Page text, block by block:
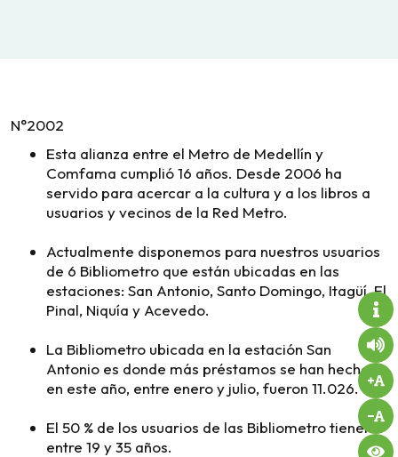
N°2002
Esta alianza entre el Metro de Medellín y
Comfama cumplió 16 años. Desde 2006 ha
servido para acercar a la cultura y a los libros a
usuarios y vecinos de la Red Metro.
Actualmente disponemos para nuestros usuarios
de 6 Bibliometro que están ubicadas en las
estaciones: San Antonio, Santo Domingo, Itagüí, El
Pinal, Niquía y Acevedo.
La Bibliometro ubicada en la estación San
Antonio es donde más préstamos se han hecho
en este año, entre enero y julio, fueron 11.026.
El 50 % de los usuarios de las Bibliometro tienen
entre 19 y 35 años.